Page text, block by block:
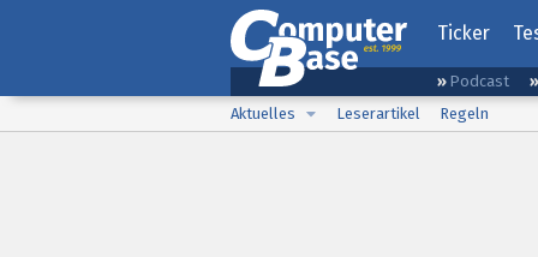
Ticker
Podcast
Aktuelles
Leserartikel Regeln